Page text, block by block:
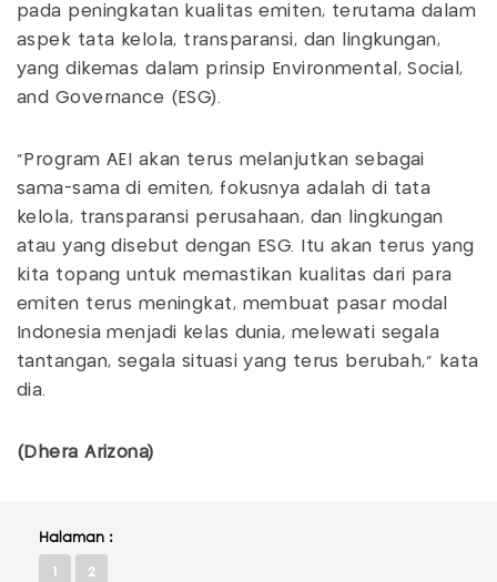
pada peningkatan kualitas emiten, terutama dalam
aspek tata kelola, transparansi, dan lingkungan,
yang dikemas dalam prinsip Environmental, Social,
and Governance (ESG).
“Program AEI akan terus melanjutkan sebagai
sama-sama di emiten, fokusnya adalah di tata
kelola, transparansi perusahaan, dan lingkungan
atau yang disebut dengan ESG. Itu akan terus yang
kita topang untuk memastikan kualitas dari para
emiten terus meningkat, membuat pasar modal
Indonesia menjadi kelas dunia, melewati segala
tantangan, segala situasi yang terus berubah," kata
dia.
(Dhera Arizona)
Halaman :
1 2